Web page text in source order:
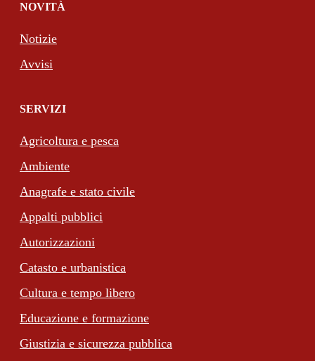
NOVITÀ
Notizie
Avvisi
SERVIZI
Agricoltura e pesca
Ambiente
Anagrafe e stato civile
Appalti pubblici
Autorizzazioni
Catasto e urbanistica
Cultura e tempo libero
Educazione e formazione
Giustizia e sicurezza pubblica